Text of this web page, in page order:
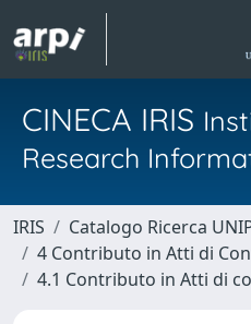
CINECA IRIS
Research
IRIS
Catalogo Ricerca
4 Contributo in Atti di
4.1 Contributo in Atti di